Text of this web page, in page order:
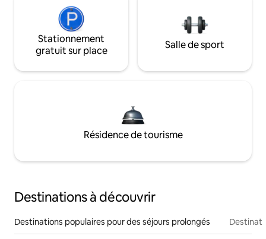
Stationnement
gratuit sur place
Salle de sport
Résidence de tourisme
Destinations à découvrir
Destinations populaires pour des séjours prolongés